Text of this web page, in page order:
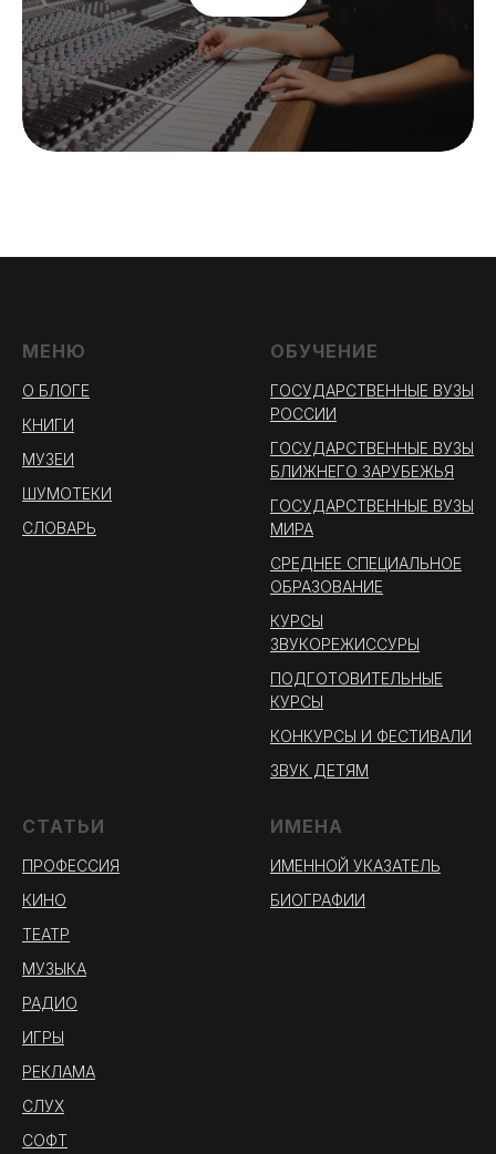
МЕНЮ
О БЛОГЕ
КНИГИ
МУЗЕИ
ШУМОТЕКИ
СЛОВАРЬ
ОБУЧЕНИЕ
ГОСУДАРСТВЕННЫЕ ВУЗЫ
РОССИИ
ГОСУДАРСТВЕННЫЕ ВУЗЫ
БЛИЖНЕГО ЗАРУБЕЖЬЯ
ГОСУДАРСТВЕННЫЕ ВУЗЫ
МИРА
СРЕДНЕЕ СПЕЦИАЛЬНОЕ
ОБРАЗОВАНИЕ
КУРСЫ
ЗВУКОРЕЖИССУРЫ
ПОДГОТОВИТЕЛЬНЫЕ
КУРСЫ
КОНКУРСЫ И ФЕСТИВАЛИ
ЗВУК ДЕТЯМ
СТАТЬИ
ПРОФЕССИЯ
КИНО
ТЕАТР
МУЗЫКА
РАДИО
ИГРЫ
РЕКЛАМА
СЛУХ
СОФТ
ИМЕНА
ИМЕННОЙ УКАЗАТЕЛЬ
БИОГРАФИИ